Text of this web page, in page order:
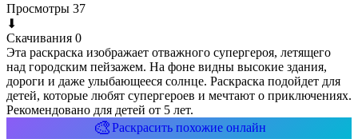
Просмотры 37
⬇
Скачивания 0
Эта раскраска изображает отважного супергероя, летящего
над городским пейзажем. На фоне видны высокие здания,
дороги и даже улыбающееся солнце. Раскраска подойдет для
детей, которые любят супергероев и мечтают о приключениях.
Рекомендовано для детей от 5 лет.
🎨Раскрасить похожие онлайн